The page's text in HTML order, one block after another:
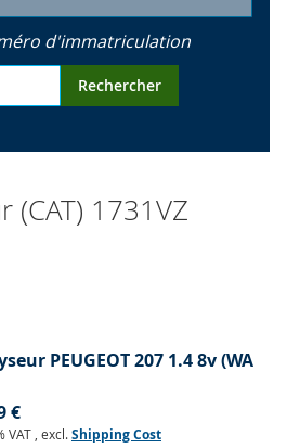
d'immatriculation
Rechercher
(CAT) 1731VZ
PEUGEOT 207 1.4 8v (WA
€
VAT , excl.Shipping Cost